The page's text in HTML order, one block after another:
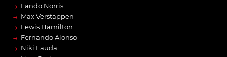
→ Lando Norris
→ Max Verstappen
→ Lewis Hamilton
→ Fernando Alonso
→ Niki Lauda